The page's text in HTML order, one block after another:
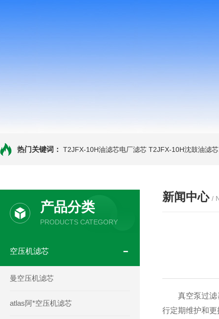
热门关键词： T2JFX-10H油滤芯电厂滤芯 T2JFX-10H沈鼓油滤芯
产品分类
PRODUCTS CATEGORY
空压机滤芯
曼空压机滤芯
atlas阿*空压机滤芯
新闻中心 /
真空泵过滤器
行定期维护和